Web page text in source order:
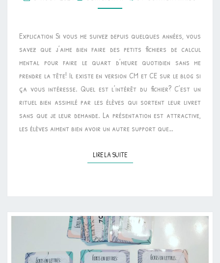
FICHIER
CALCUL
MENTAL
Explication Si vous me suivez depuis quelques années, vous
savez que j’aime bien faire des petits fichiers de calcul
mental pour faire le quart d’heure quotidien sans me
prendre la tête! Il existe en version CM et CE sur le blog si
ça vous intéresse. Quel est l’intérêt du fichier? C’est un
rituel bien assimilé par les élèves qui sortent leur livret
sans que je leur demande. La présentation est attractive,
les élèves aiment bien avoir un autre support que…
LIRE LA SUITELIRE LA SUITE